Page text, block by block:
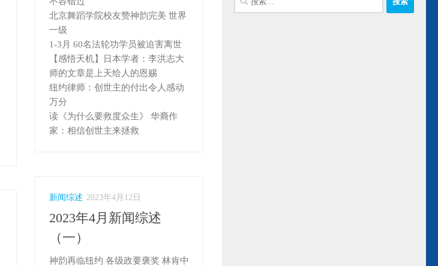
北京舞蹈学院校友赞神韵完美 世界
一级
1-3月 60名法轮功学员被迫害离世
【感悟天机】日本学者：李洪志大
师的文章是上天给人的恩赐
纽约律师：创世主的付出令人感动
万分
读《为什么要救度众生》 华裔作
家：相信创世主来拯救
新闻综述 2023年4月12日
2023年4月新闻综述
（一）
神韵再临纽约 各级政要褒奖 林肯中
索：